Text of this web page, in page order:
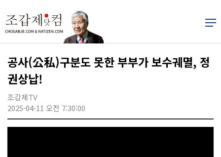
공사(公私)구분도 못한 부부가 보수궤멸, 정
권상납!
조갑제TV
2025-04-11 오전 7:30:00